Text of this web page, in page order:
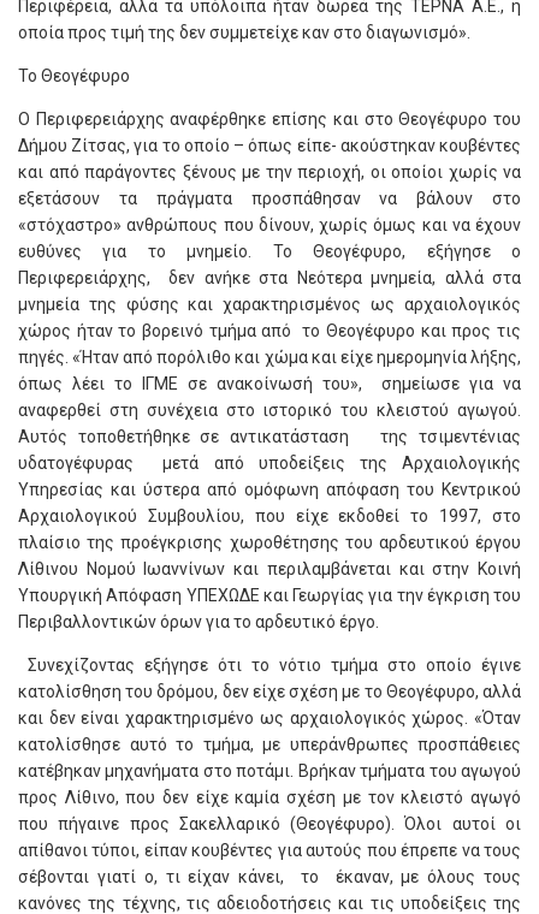
Περιφέρεια, αλλά τα υπόλοιπα ήταν δωρεά της ΤΕΡΝΑ Α.Ε., η
οποία προς τιμή της δεν συμμετείχε καν στο διαγωνισμό».
Το Θεογέφυρο
Ο Περιφερειάρχης αναφέρθηκε επίσης και στο Θεογέφυρο του
Δήμου Ζίτσας, για το οποίο – όπως είπε- ακούστηκαν κουβέντες
και από παράγοντες ξένους με την περιοχή, οι οποίοι χωρίς να
εξετάσουν τα πράγματα προσπάθησαν να βάλουν στο
«στόχαστρο» ανθρώπους που δίνουν, χωρίς όμως και να έχουν
ευθύνες για το μνημείο. Το Θεογέφυρο, εξήγησε ο
Περιφερειάρχης, δεν ανήκε στα Νεότερα μνημεία, αλλά στα
μνημεία της φύσης και χαρακτηρισμένος ως αρχαιολογικός
χώρος ήταν το βορεινό τμήμα από το Θεογέφυρο και προς τις
πηγές. «Ήταν από πορόλιθο και χώμα και είχε ημερομηνία λήξης,
όπως λέει το ΙΓΜΕ σε ανακοίνωσή του», σημείωσε για να
αναφερθεί στη συνέχεια στο ιστορικό του κλειστού αγωγού.
Αυτός τοποθετήθηκε σε αντικατάσταση της τσιμεντένιας
υδατογέφυρας μετά από υποδείξεις της Αρχαιολογικής
Υπηρεσίας και ύστερα από ομόφωνη απόφαση του Κεντρικού
Αρχαιολογικού Συμβουλίου, που είχε εκδοθεί το 1997, στο
πλαίσιο της προέγκρισης χωροθέτησης του αρδευτικού έργου
Λίθινου Νομού Ιωαννίνων και περιλαμβάνεται και στην Κοινή
Υπουργική Απόφαση ΥΠΕΧΩΔΕ και Γεωργίας για την έγκριση του
Περιβαλλοντικών όρων για το αρδευτικό έργο.
Συνεχίζοντας εξήγησε ότι το νότιο τμήμα στο οποίο έγινε
κατολίσθηση του δρόμου, δεν είχε σχέση με το Θεογέφυρο, αλλά
και δεν είναι χαρακτηρισμένο ως αρχαιολογικός χώρος. «Όταν
κατολίσθησε αυτό το τμήμα, με υπεράνθρωπες προσπάθειες
κατέβηκαν μηχανήματα στο ποτάμι. Βρήκαν τμήματα του αγωγού
προς Λίθινο, που δεν είχε καμία σχέση με τον κλειστό αγωγό
που πήγαινε προς Σακελλαρικό (Θεογέφυρο). Όλοι αυτοί οι
απίθανοι τύποι, είπαν κουβέντες για αυτούς που έπρεπε να τους
σέβονται γιατί ο, τι είχαν κάνει, το έκαναν, με όλους τους
κανόνες της τέχνης, τις αδειοδοτήσεις και τις υποδείξεις της